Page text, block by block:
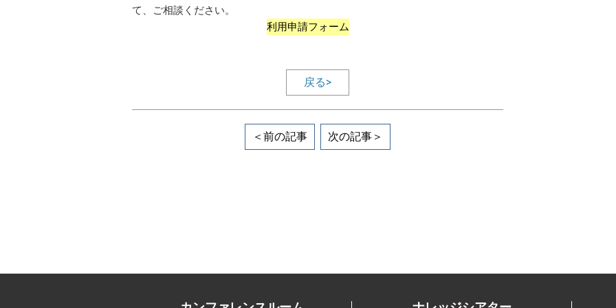
て、ご相談ください。
利用申請フォーム
戻る>
＜前の記事 次の記事＞